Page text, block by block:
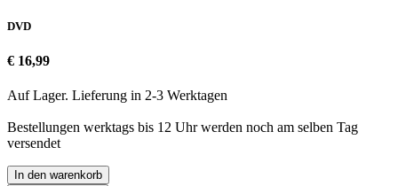
DVD
€ 16,99
Auf Lager. Lieferung in 2-3 Werktagen
Bestellungen werktags bis 12 Uhr werden noch am selben Tag
versendet
In den warenkorb